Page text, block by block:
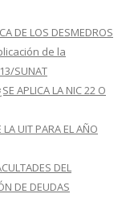
DE LOS DESMEDROS
de la
SUNAT
APLICA LA NIC 22 O
LA UIT PARA EL AÑO
DEL
DE DEUDAS